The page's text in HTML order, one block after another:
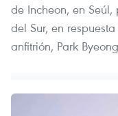
de Incheon, en
del Sur, en
anfitrión, Park